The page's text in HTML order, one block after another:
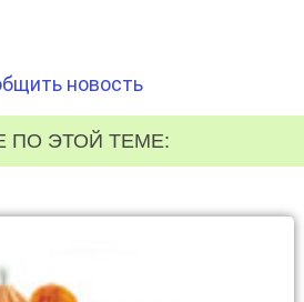
новость
ПО ЭТОЙ ТЕМЕ: